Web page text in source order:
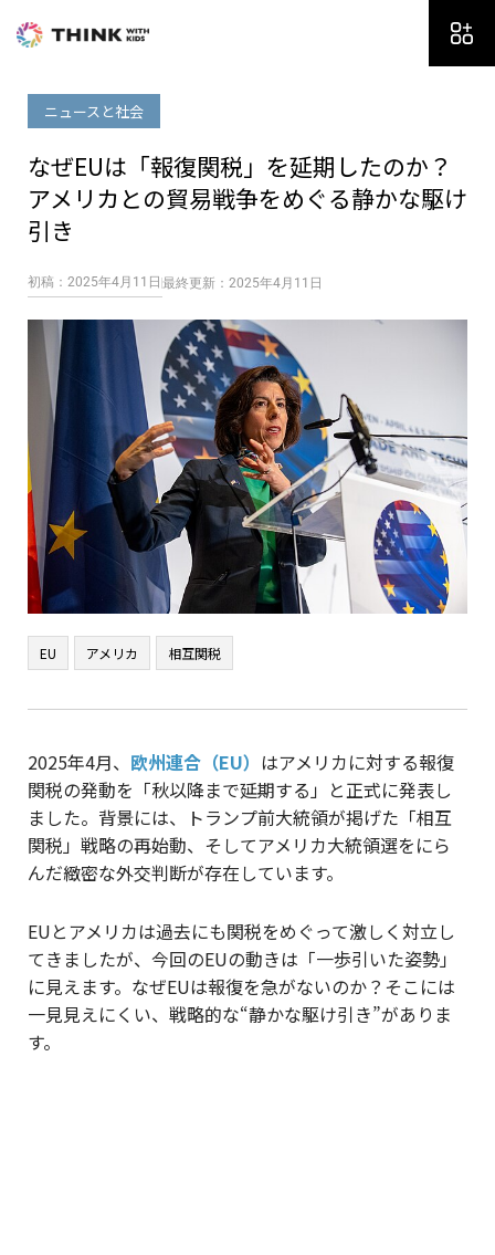
ニュースと社会
なぜEUは「報復関税」を延期したのか？
アメリカとの貿易戦争をめぐる静かな駆け
引き
初稿：2025年4月11日 最終更新：2025年4月11日
EU アメリカ 相互関税
2025年4月、 欧州連合（EU） はアメリカに対する報復
関税の発動を「秋以降まで延期する」と正式に発表し
ました。背景には、トランプ前大統領が掲げた「相互
関税」戦略の再始動、そしてアメリカ大統領選をにら
んだ緻密な外交判断が存在しています。
EUとアメリカは過去にも関税をめぐって激しく対立し
てきましたが、今回のEUの動きは「一歩引いた姿勢」
に見えます。なぜEUは報復を急がないのか？そこには
一見見えにくい、戦略的な“静かな駆け引き”がありま
す。